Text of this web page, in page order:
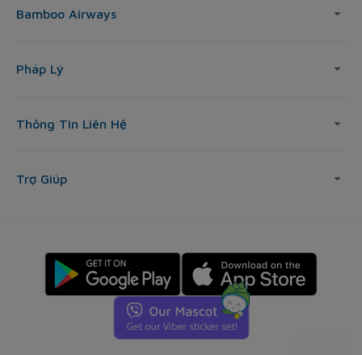
Bamboo Airways
Pháp Lý
Thông Tin Liên Hệ
Trợ Giúp